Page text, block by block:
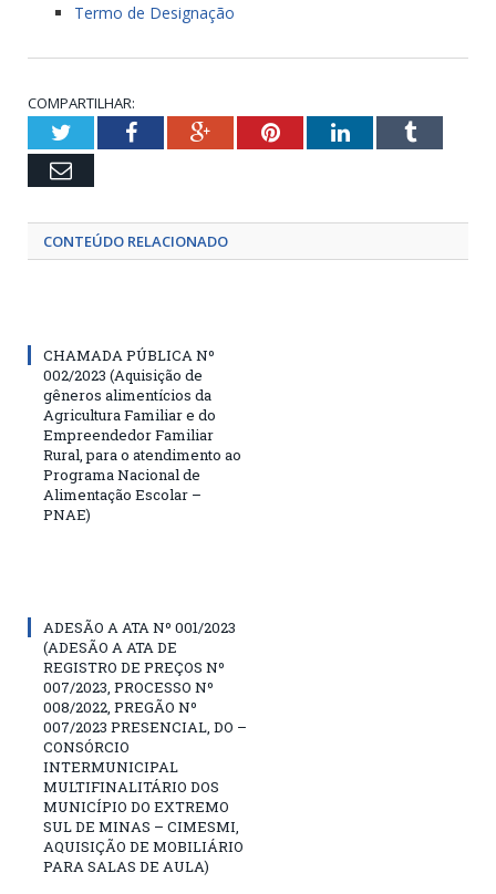
Termo de Designação
COMPARTILHAR:
TwitterFacebookGoogle+PinterestLinkedInTumblr
Email
CONTEÚDO RELACIONADO
CHAMADA PÚBLICA Nº
002/2023 (Aquisição de
gêneros alimentícios da
Agricultura Familiar e do
Empreendedor Familiar
Rural, para o atendimento ao
Programa Nacional de
Alimentação Escolar –
PNAE)
ADESÃO A ATA Nº 001/2023
(ADESÃO A ATA DE
REGISTRO DE PREÇOS Nº
007/2023, PROCESSO Nº
008/2022, PREGÃO Nº
007/2023 PRESENCIAL, DO –
CONSÓRCIO
INTERMUNICIPAL
MULTIFINALITÁRIO DOS
MUNICÍPIO DO EXTREMO
SUL DE MINAS – CIMESMI,
AQUISIÇÃO DE MOBILIÁRIO
PARA SALAS DE AULA)